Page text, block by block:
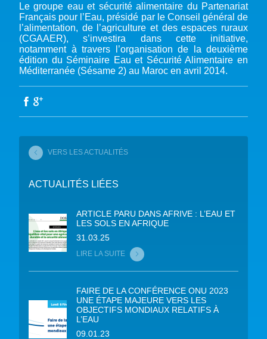
Le groupe eau et sécurité alimentaire du Partenariat
Français pour l’Eau, présidé par le Conseil général de
l’alimentation, de l’agriculture et des espaces ruraux
(CGAAER), s’investira dans cette initiative,
notamment à travers l’organisation de la deuxième
édition du Séminaire Eau et Sécurité Alimentaire en
Méditerranée (Sésame 2) au Maroc en avril 2014.
VERS LES ACTUALITÉS
ACTUALITÉS LIÉES
ARTICLE PARU DANS AFRIVE : L’EAU ET
LES SOLS EN AFRIQUE
31.03.25
LIRE LA SUITE
FAIRE DE LA CONFÉRENCE ONU 2023
UNE ÉTAPE MAJEURE VERS LES
OBJECTIFS MONDIAUX RELATIFS À
L’EAU
09.01.23